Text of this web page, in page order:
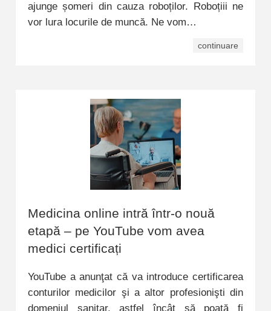
ajunge șomeri din cauza roboților. Roboțiii ne
vor lura locurile de muncă. Ne vom…
continuare
Medicina online intră într-o nouă
etapă – pe YouTube vom avea
medici certificați
YouTube a anunţat că va introduce certificarea
conturilor medicilor şi a altor profesionişti din
domeniul sanitar, astfel încât să poată fi